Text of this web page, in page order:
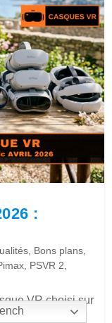
:
Bons plans
PSVR 2
VR choisi sur
critères et